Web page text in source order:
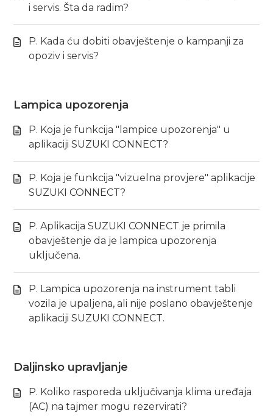
i servis. Šta da radim?
P. Kada ću dobiti obavještenje o kampanji za
opoziv i servis?
Lampica upozorenja
P. Koja je funkcija "lampice upozorenja" u
aplikaciji SUZUKI CONNECT?
P. Koja je funkcija "vizuelna provjere" aplikacije
SUZUKI CONNECT?
P. Aplikacija SUZUKI CONNECT je primila
obavještenje da je lampica upozorenja
uključena.
P. Lampica upozorenja na instrument tabli
vozila je upaljena, ali nije poslano obavještenje
aplikaciji SUZUKI CONNECT.
Daljinsko upravljanje
P. Koliko rasporeda uključivanja klima uređaja
(AC) na tajmer mogu rezervirati?